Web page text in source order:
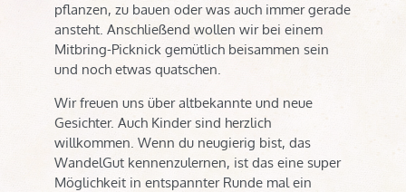
pflanzen, zu bauen oder was auch immer gerade
ansteht. Anschließend wollen wir bei einem
Mitbring-Picknick gemütlich beisammen sein
und noch etwas quatschen.
Wir freuen uns über altbekannte und neue
Gesichter. Auch Kinder sind herzlich
willkommen. Wenn du neugierig bist, das
WandelGut kennenzulernen, ist das eine super
Möglichkeit in entspannter Runde mal ein